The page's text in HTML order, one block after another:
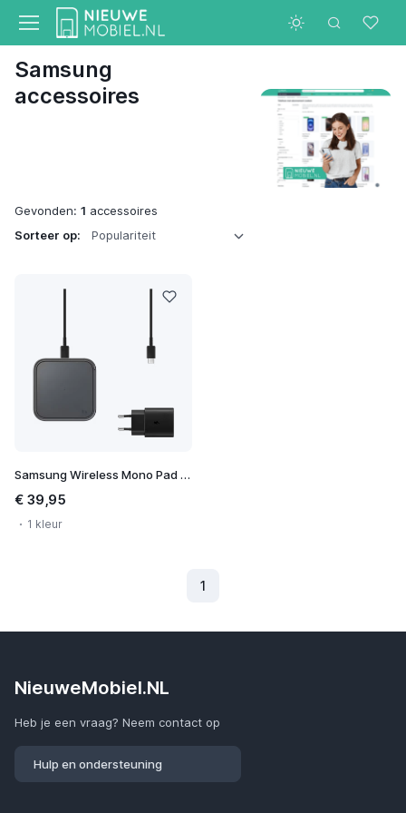
Samsung
accessoires
Gevonden: 1 accessoires
Sorteer op:
Samsung Wireless Mono Pad Fast Charging Incl Adapter
€ 39,95
1 kleur
1
NieuweMobiel.NL
Heb je een vraag? Neem contact op
Hulp en ondersteuning